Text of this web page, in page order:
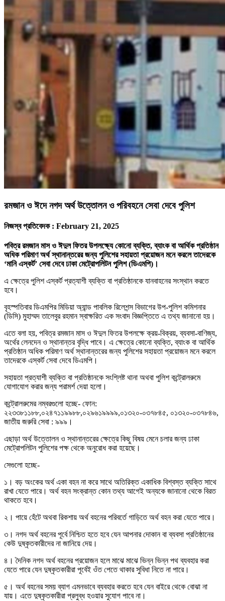
রমজান ও ঈদে নগদ অর্থ উত্তোলন ও পরিবহনে সেবা দেবে পুলিশ
নিজস্ব প্রতিবেদক : February 21, 2025
পবিত্র রমজান মাস ও ঈদুল ফিতর উপলক্ষ্যে কোনো ব্যক্তি, ব্যাংক বা আর্থিক প্রতিষ্ঠান
অধিক পরিমাণ অর্থ স্থানান্তরের জন্য পুলিশের সহায়তা প্রয়োজন মনে করলে তাদেরকে
‘মানি এস্কর্ট’ সেবা দেবে ঢাকা মেট্রোপলিটন পুলিশ (ডিএমপি)।
এ ক্ষেত্রে পুলিশ এস্কর্ট প্রত্যাশী ব্যক্তি বা প্রতিষ্ঠানকে যানবাহনের সংস্থান করতে
হবে।
বৃহস্পতিবার ডিএমপির মিডিয়া অ্যান্ড পাবলিক রিলেশন্স বিভাগের উপ-পুলিশ কমিশনার
(ডিসি) মুহাম্মদ তালেবুর রহমান স্বাক্ষরিত এক সংবাদ বিজ্ঞপ্তিতে এ তথ্য জানানো হয়।
এতে বলা হয়, পবিত্র রমজান মাস ও ঈদুল ফিতর উপলক্ষে ক্রয়-বিক্রয়, ব্যবসা-বাণিজ্য,
অর্থের লেনদেন ও স্থানান্তর বৃদ্ধি পাবে। এ ক্ষেত্রে কোনো ব্যক্তি, ব্যাংক বা আর্থিক
প্রতিষ্ঠান অধিক পরিমাণ অর্থ স্থানান্তরের জন্য পুলিশের সহায়তা প্রয়োজন মনে করলে
তাদেরকে এস্কর্ট সেবা দেবে ডিএমপি।
সহায়তা প্রত্যাশী ব্যক্তি বা প্রতিষ্ঠানকে সংশ্লিষ্ট থানা অথবা পুলিশ কন্ট্রোলরুমে
যোগাযোগ করার জন্য পরামর্শ দেয়া হলো।
কন্ট্রোলরুমের নম্বরগুলো হচ্ছে- ফোন:
২২৩৩৮১১৮৮,০২৪৭১১৯৯৮৮,০২৯৬১৯৯৯৯,০১৩২০-০৩৭৮৪৫, ০১৩২০-০৩৭৮৪৬,
জাতীয় জরুরি সেবা : ৯৯৯।
এছাড়া অর্থ উত্তোলন ও স্থানান্তরের ক্ষেত্রে কিছু বিষয় মেনে চলার জন্য ঢাকা
মেট্রোপলিটন পুলিশের পক্ষ থেকে অনুরোধ করা হয়েছে।
সেগুলো হচ্ছে-
১। বড় অংকের অর্থ একা বহন না করে সাথে অতিরিক্ত একাধিক বিশ্বস্ত ব্যক্তি সাথে
রাখা যেতে পারে। অর্থ বহন সংক্রান্ত কোন তথ্য আগেই অন্যকে জানানো থেকে বিরত
থাকতে হবে।
২। পায়ে হেঁটে অথবা রিকশায় অর্থ বহনের পরিবর্তে গাড়িতে অর্থ বহন করা যেতে পারে।
৩। নগদ অর্থ বহনের পূর্বে নিশ্চিত হতে হবে যেন আপনার দোকান বা ব্যবসা প্রতিষ্ঠানের
কেউ দুষ্কৃতকারীদের না জানিয়ে দেয়।
৪। দৈনিক নগদ অর্থ বহনের প্রয়োজন হলে মাঝে মাঝে ভিন্ন ভিন্ন পথ ব্যবহার করা
যেতে পারে যেন দুষ্কৃতকারীরা পূর্বেই ওঁত পেতে থাকার সুবিধা নিতে না পারে।
৫। অর্থ বহনের সময় ব্যাগ এমনভাবে ব্যবহার করতে হবে যেন বাইরে থেকে বোঝা না
যায়। এতে দুষ্কৃতকারীরা প্রলুব্ধ হওয়ার সুযোগ পাবে না।